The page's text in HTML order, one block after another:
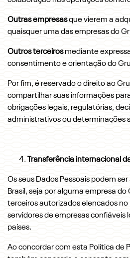
Outras empresasque vierem a
quaisquer uma das empresas do
Outros terceirosmediante
consentimento e orientação do
Por fim, é reservado o direito ao
compartilhar suas informações
obrigações legais, regulatórias,
administrativos ou determinações
Transferência internacional
Os seus Dados Pessoais podem
Brasil, seja por alguma empresa do
terceiros autorizados elencados
servidores de empresas confiáveis
países.
Ao concordar com esta Política de